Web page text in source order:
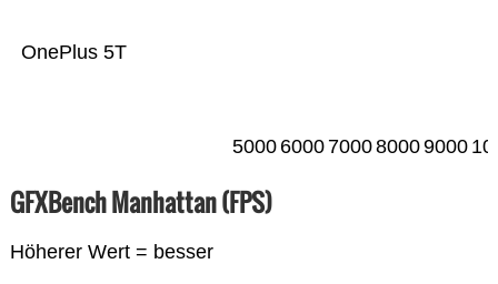
OnePlus 5T
5000 6000 700080009000
GFXBench Manhattan (FPS)
Höherer Wert = besser